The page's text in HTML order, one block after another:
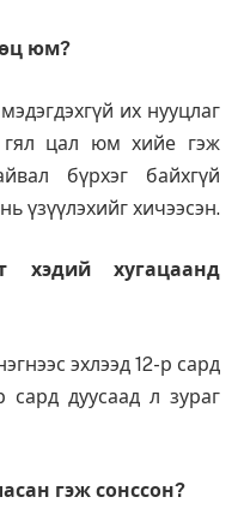
юм?
их нууцлаг
цал юм хийе гэж
бүрхэг байхгүй
үзүүлэхийг хичээсэн.
хэдий хугацаанд
эхлээд 12-р сард
дуусаад л зураг
гэж сонссон?